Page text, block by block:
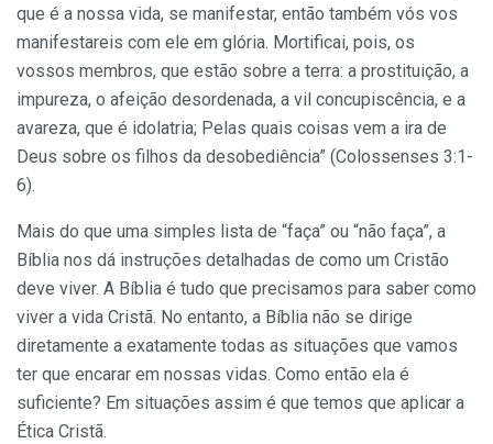
que é a nossa vida, se manifestar, então também vós vos
manifestareis com ele em glória. Mortificai, pois, os
vossos membros, que estão sobre a terra: a prostituição, a
impureza, o afeição desordenada, a vil concupiscência, e a
avareza, que é idolatria; Pelas quais coisas vem a ira de
Deus sobre os filhos da desobediência” (Colossenses 3:1-
6).
Mais do que uma simples lista de “faça” ou “não faça”, a
Bíblia nos dá instruções detalhadas de como um Cristão
deve viver. A Bíblia é tudo que precisamos para saber como
viver a vida Cristã. No entanto, a Bíblia não se dirige
diretamente a exatamente todas as situações que vamos
ter que encarar em nossas vidas. Como então ela é
suficiente? Em situações assim é que temos que aplicar a
Ética Cristã.